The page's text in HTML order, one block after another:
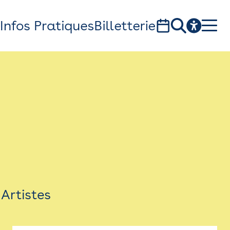
Infos PratiquesBilletterie
1, av. du Chateau d'eau - 31300 Toulouse
Artistes